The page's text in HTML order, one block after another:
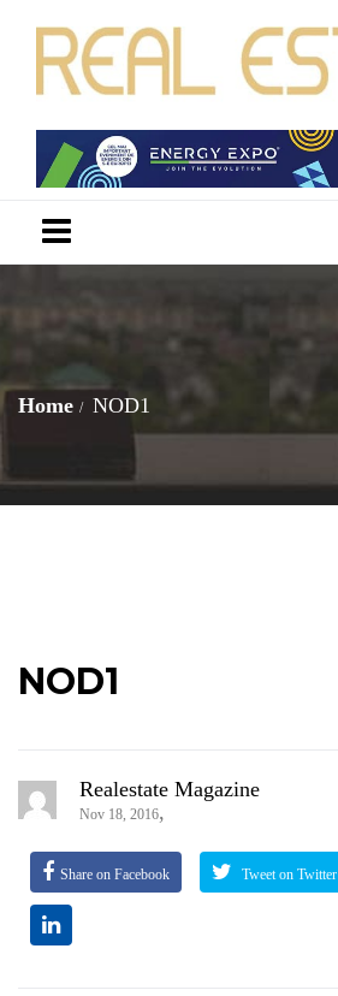
Home NOD1
NOD1
Realestate Magazine
Nov 18, 2016,
Share on Facebook Tweet on Twitter